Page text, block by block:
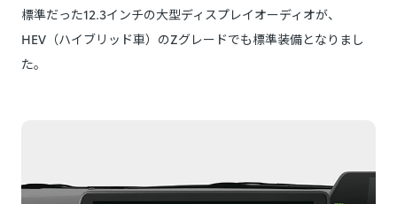
標準だった12.3インチの大型ディスプレイオーディオが、
HEV（ハイブリッド車）のZグレードでも標準装備となりまし
た。